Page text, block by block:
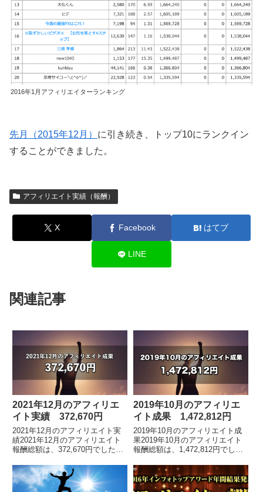
2016年1月アフィリエイターランキング
先月（2015年12月） に引き続き、トップ10にランクイン
することができました。
アフィリエイト実績（報酬）
X Facebook はてブ
LINE
関連記事
2021年12月のアフィリエ
イト実績 372,670円
2021年12月のアフィリエイト実
績2021年12月のアフィリエイト
報酬総額は、372,670円でした。
ォトップ管理画面のフォーマット
が変わりました。アフィリエイト
報...
2019年10月のアフィリエ
イト成果 1,472,812円
2019年10月のアフィリエイト成
果2019年10月のアフィリエイト
報酬総額は、1,472,812円でし
ンフォトップ管理画面のフォーマ
ットが変わりました。アフィリエ
イ...